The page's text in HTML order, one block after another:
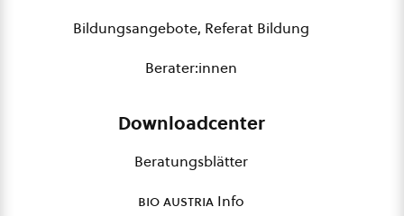
Bildungsangebote, Referat Bildung
Berater:innen
Downloadcenter
Beratungsblätter
bio austria Info